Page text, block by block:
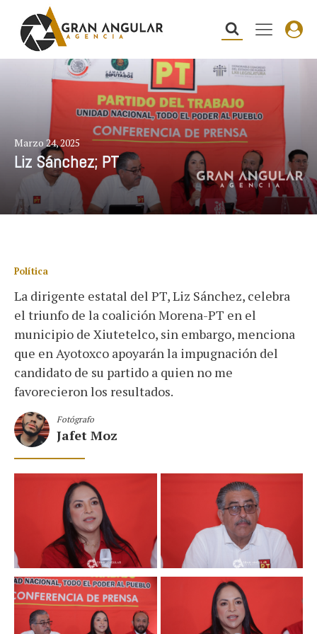
Marzo 24, 2025
Liz Sánchez; PT
Política
La dirigente estatal del PT, Liz Sánchez, celebra
el triunfo de la coalición Morena-PT en el
municipio de Xiutetelco, sin embargo, menciona
que en Ayotoxco apoyarán la impugnación del
candidato de su partido a quien no me
favorecieron los resultados.
Fotógrafo
Jafet Moz